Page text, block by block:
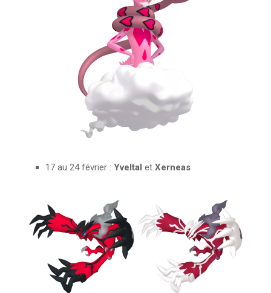
17 au 24 février : Yveltal et Xerneas